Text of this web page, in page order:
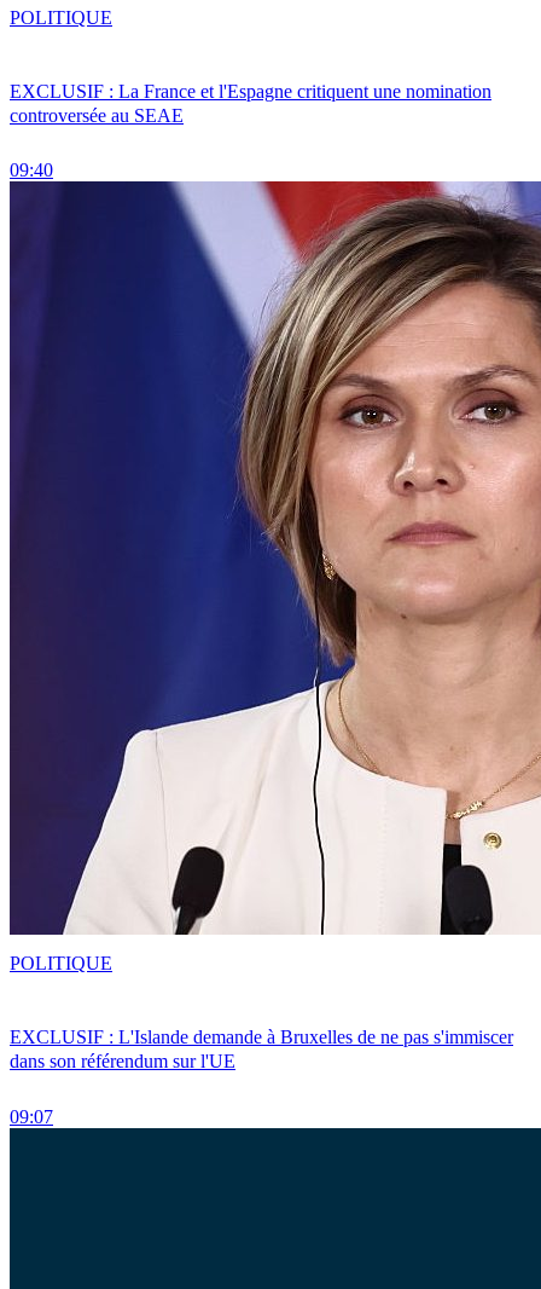
EXCLUSIF : La France et l'Espagne critiquent une nomination
controversée au SEAE
09:40
POLITIQUE
EXCLUSIF : L'Islande demande à Bruxelles de ne pas s'immiscer
dans son référendum sur l'UE
09:07
POLITIQUE